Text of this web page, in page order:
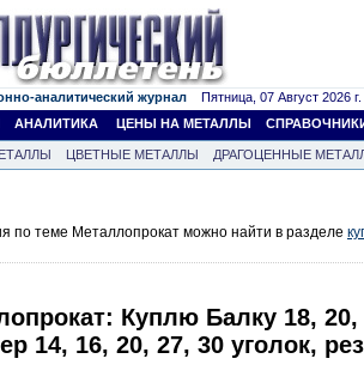
аналитический журнал Пятница, 07 Август 2026 г.
АНАЛИТИКА ЦЕНЫ НА МЕТАЛЛЫ
ЦВЕТНЫЕ МЕТАЛЛЫ
ДРАГОЦЕННЫЕ
по теме Металлопрокат можно найти в разделе
Куплю Балку 18,
14, 16, 20, 27, 30 уголок,